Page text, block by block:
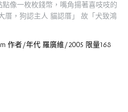
像一枚枚錢幣，嘴角揚著喜吱吱的
厝，狗認主人 貓認厝」 故「犬致鴻
作者/年代 羅廣維/2005 限量168